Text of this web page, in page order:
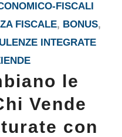
FISCALI
FISCALE, BONUS,
INTEGRATE
le
Vende
con